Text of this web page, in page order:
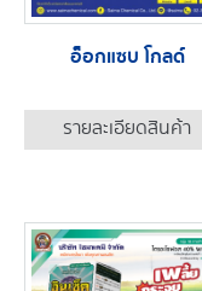
อ็อกแซบ โกลด์
รายละเอียดสินค้า